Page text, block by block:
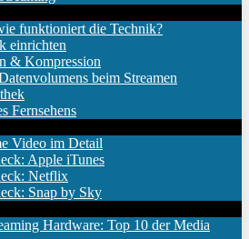
funktioniert die Technik?
einrichten
& Kompression
beim Streamen
Fernsehens
Video im Detail
Apple iTunes
Netflix
Snap by Sky
Hardware: Top 10 der Media